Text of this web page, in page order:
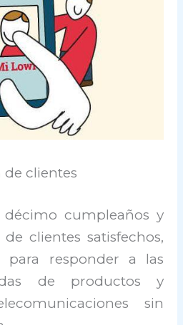
clientes
décimo cumpleaños y
clientes satisfechos,
para responder a las
de productos y
sin